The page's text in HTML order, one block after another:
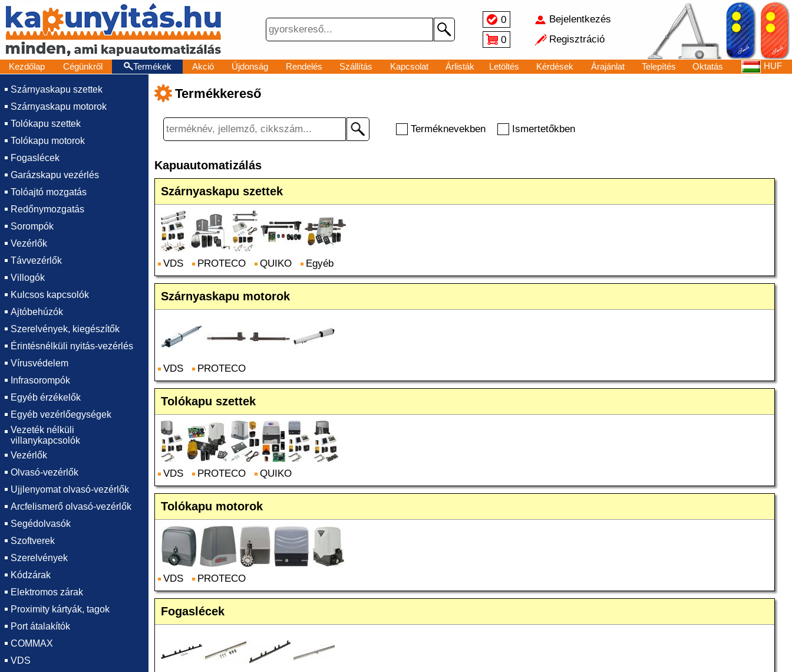
0
0
Bejelentkezés
Regisztráció
Kezdőlap Cégünkről Termékek Akció Újdonság Rendelés Szállítás Kapcsolat Árlisták Letöltés Kérdések Árajánlat Telepítés Oktatás HUF
Szárnyaskapu szettek
Szárnyaskapu motorok
Tolókapu szettek
Tolókapu motorok
Fogaslécek
Garázskapu vezérlés
Tolóajtó mozgatás
Redőnymozgatás
Sorompók
Vezérlők
Távvezérlők
Villogók
Kulcsos kapcsolók
Ajtóbehúzók
Szerelvények, kiegészítők
Érintésnélküli nyitás-vezérlés
Vírusvédelem
Infrasorompók
Egyéb érzékelők
Egyéb vezérlőegységek
Vezeték nélküli
villanykapcsolók
Vezérlők
Olvasó-vezérlők
Ujjlenyomat olvasó-vezérlők
Arcfelismerő olvasó-vezérlők
Segédolvasók
Szoftverek
Szerelvények
Kódzárak
Elektromos zárak
Proximity kártyák, tagok
Port átalakítók
COMMAX
VDS
Termékkereső
Terméknevekben Ismertetőkben
Kapuautomatizálás
Szárnyaskapu szettek
VDS PROTECO QUIKO Egyéb
Szárnyaskapu motorok
VDS PROTECO
Tolókapu szettek
VDS PROTECO QUIKO
Tolókapu motorok
VDS PROTECO
Fogaslécek